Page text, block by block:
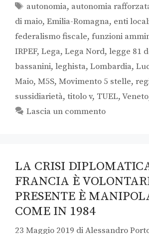
autonomia, autonomia
di maio, Emilia-Romagna, enti
federalismo fiscale, funzioni
IRPEF, Lega, Lega Nord, legge 81
bassanini, leghista, Lombardia,
Maio, M5S, Movimento 5 stelle,
sussidiarietà, titolo v, TUEL,Veneto
Lascia un commento
LA CRISI
FRANCIA È
PRESENTE È
COME IN 1984
23 Maggio 2019 diAlessandro